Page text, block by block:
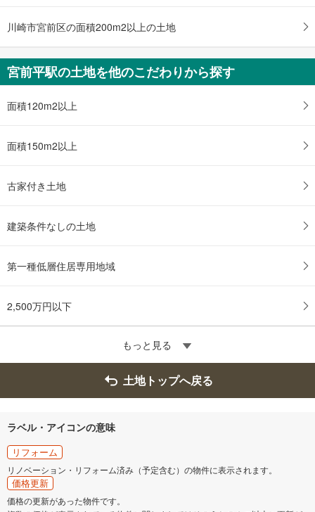
川崎市宮前区の面積200m2以上の土地
宮前平駅の土地を他のこだわりから探す
面積120m2以上
面積150m2以上
古家付き土地
建築条件なしの土地
第一種低層住居専用地域
2,500万円以下
もっと見る
土地トップへ戻る
ラベル・アイコンの意味
リフォーム
リノベーション・リフォーム済み（予定含む）の物件に表示されます。
価格更新
価格の更新があった物件です。